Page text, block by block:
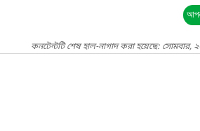
কনটেন্টটি শেষ হাল-নাগাদ করা হয়েছে: